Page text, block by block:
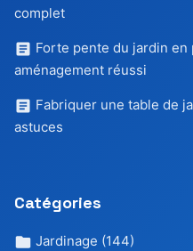
complet
Forte pente du jardin
aménagement réussi
Fabriquer une table de
astuces
Catégories
Jardinage (144)